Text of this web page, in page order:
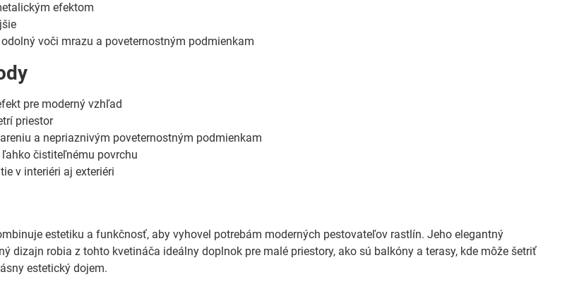
efektom
voči mrazu a poveternostným podmienkam
pre moderný vzhľad
priestor
a nepriaznivým poveternostným podmienkam
čistiteľnému povrchu
v interiéri aj exteriéri
estetiku a funkčnosť, aby vyhovel potrebám moderných pestovateľov rastlín. Jeho elegantný
dizajn robia z tohto kvetináča ideálny doplnok pre malé priestory, ako sú balkóny a terasy, kde môže šetriť
estetický dojem.